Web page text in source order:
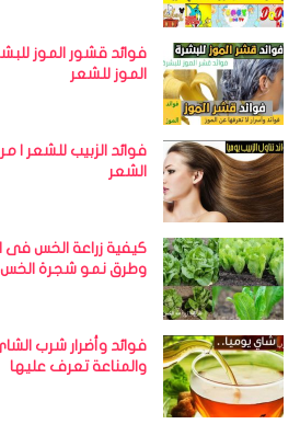
فوائد قشور الموز
الموز للشعر
فوائد الزبيب
الشعر
كيفية زراعة الخس فى
وطرق نمو شجرة الخس
فوائد وأضرار شرب
والمناعة تعرف عليها